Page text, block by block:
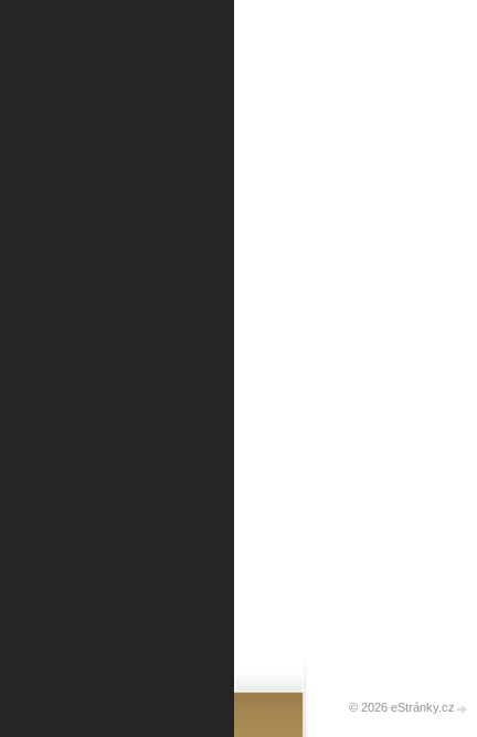
© 2026 eStránky.cz